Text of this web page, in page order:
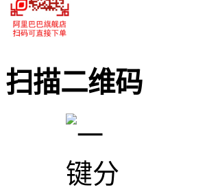
扫描二维码